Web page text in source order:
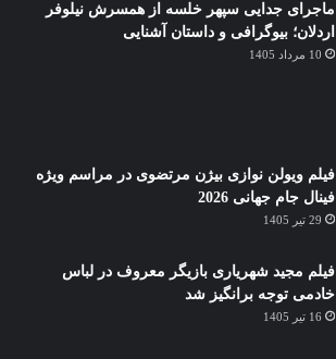
ماجرای جدایی سپهر خلسه از همسرش نیلوفر
اردلان؛ بیوگرافی و داستان آشنایی
10 مرداد 1405
فیلم ویولن نوازی بیژن مرتضوی در مراسم ویژه
فینال جام جهانی 2026
29 تیر 1405
فیلم مجید شهریاری بازیگر معروف در لباس
خادمی توجه برانگیز شد
16 تیر 1405